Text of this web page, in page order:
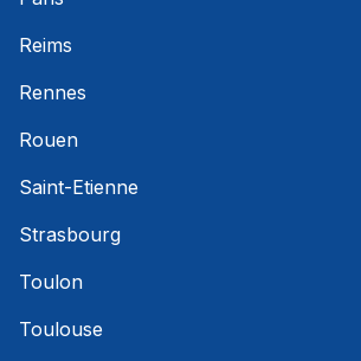
Reims
Rennes
Rouen
Saint-Etienne
Strasbourg
Toulon
Toulouse